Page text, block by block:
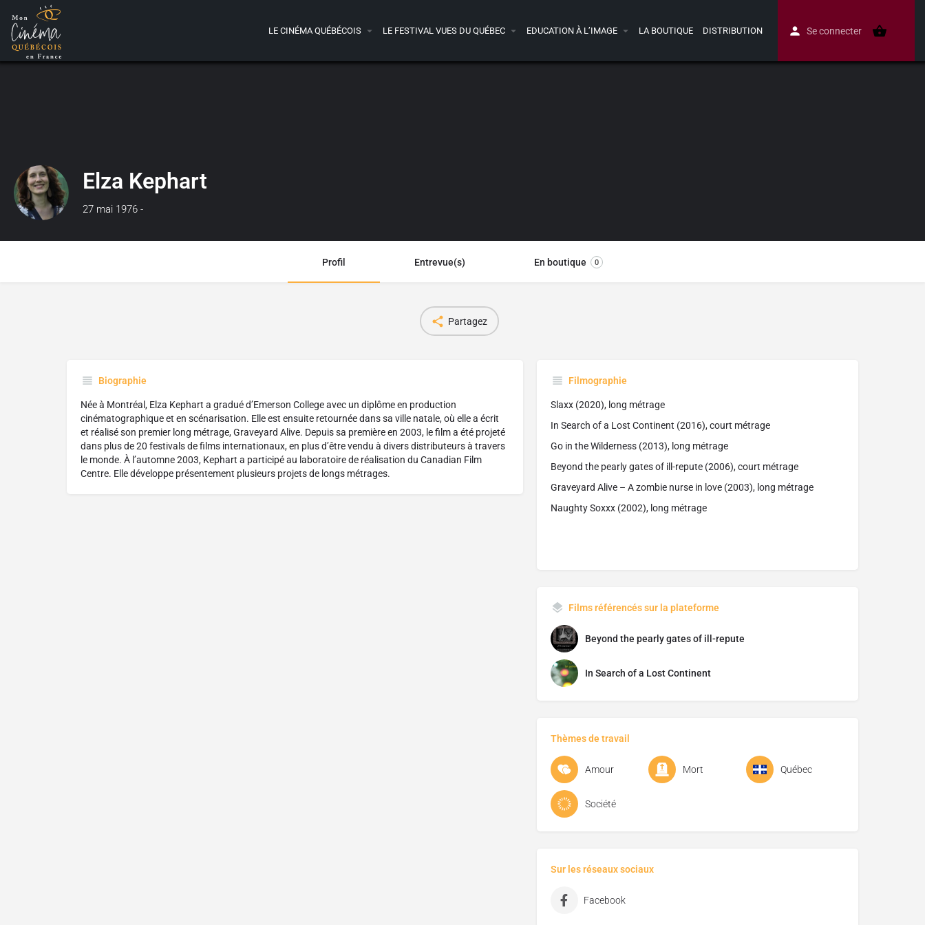
LE CINÉMA QUÉBÉCOIS LE FESTIVAL VUES DU QUÉBEC EDUCATION À L’IMAGE LA BOUTIQUE DISTRIBUTION Se connecter
Elza Kephart
27 mai 1976 -
Profil Entrevue(s) En boutique 0
Partagez
Biographie
Née à Montréal, Elza Kephart a gradué d’Emerson College avec un diplôme en production
cinématographique et en scénarisation. Elle est ensuite retournée dans sa ville natale, où elle a écrit
et réalisé son premier long métrage, Graveyard Alive. Depuis sa première en 2003, le film a été projeté
dans plus de 20 festivals de films internationaux, en plus d’être vendu à divers distributeurs à travers
le monde. À l’automne 2003, Kephart a participé au laboratoire de réalisation du Canadian Film
Centre. Elle développe présentement plusieurs projets de longs métrages.
Filmographie
Slaxx (2020), long métrage
In Search of a Lost Continent (2016), court métrage
Go in the Wilderness (2013), long métrage
Beyond the pearly gates of ill-repute (2006), court métrage
Graveyard Alive – A zombie nurse in love (2003), long métrage
Naughty Soxxx (2002), long métrage
Films référencés sur la plateforme
Beyond the pearly gates of ill-repute
In Search of a Lost Continent
Thèmes de travail
Amour Mort Québec
Société
Sur les réseaux sociaux
Facebook